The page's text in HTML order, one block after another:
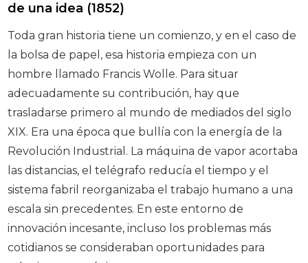
de una idea (1852)
Toda gran historia tiene un comienzo, y en el caso de
la bolsa de papel, esa historia empieza con un
hombre llamado Francis Wolle. Para situar
adecuadamente su contribución, hay que
trasladarse primero al mundo de mediados del siglo
XIX. Era una época que bullía con la energía de la
Revolución Industrial. La máquina de vapor acortaba
las distancias, el telégrafo reducía el tiempo y el
sistema fabril reorganizaba el trabajo humano a una
escala sin precedentes. En este entorno de
innovación incesante, incluso los problemas más
cotidianos se consideraban oportunidades para